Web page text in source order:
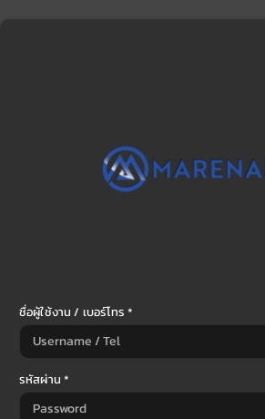
ชื่อผู้ใช้งาน / เบอร์โทร *
รหัสผ่าน *